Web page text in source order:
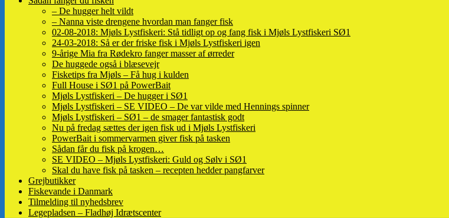
– De hugger helt vildt
– Nanna viste drengene hvordan man fanger fisk
02-08-2018: Mjøls Lystfiskeri: Stå tidligt op og fang fisk i Mjøls Lystfiskeri SØ1
24-03-2018: Så er der friske fisk i Mjøls Lystfiskeri igen
9-årige Mia fra Rødekro fanger masser af ørreder
De huggede også i blæsevejr
Fisketips fra Mjøls – Få hug i kulden
Full House i SØ1 på PowerBait
Mjøls Lystfiskeri – De hugger i SØ1
Mjøls Lystfiskeri – SE VIDEO – De var vilde med Hennings spinner
Mjøls Lystfiskeri – SØ1 – de smager fantastisk godt
Nu på fredag sættes der igen fisk ud i Mjøls Lystfiskeri
PowerBait i sommervarmen giver fisk på tasken
Sådan får du fisk på krogen…
SE VIDEO – Mjøls Lystfiskeri: Guld og Sølv i SØ1
Skal du have fisk på tasken – recepten hedder pangfarver
Grejbutikker
Fiskevande i Danmark
Tilmelding til nyhedsbrev
Legepladsen – Fladhøj Idrætscenter